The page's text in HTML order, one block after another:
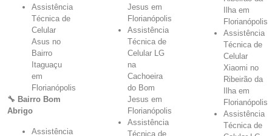
Assistência
Técnica de
Celular
Asus no
Bairro
Itaguaçu
em
Florianópolis
🔧 Bairro Bom
Abrigo
Assistência
Jesus em
Florianópolis
Assistência
Técnica de
Celular LG
na
Cachoeira
do Bom
Jesus em
Florianópolis
Assistência
Técnica de
Ilha em
Florianópolis
Assistência
Técnica de
Celular
Xiaomi no
Ribeirão da
Ilha em
Florianópolis
Assistência
Técnica de